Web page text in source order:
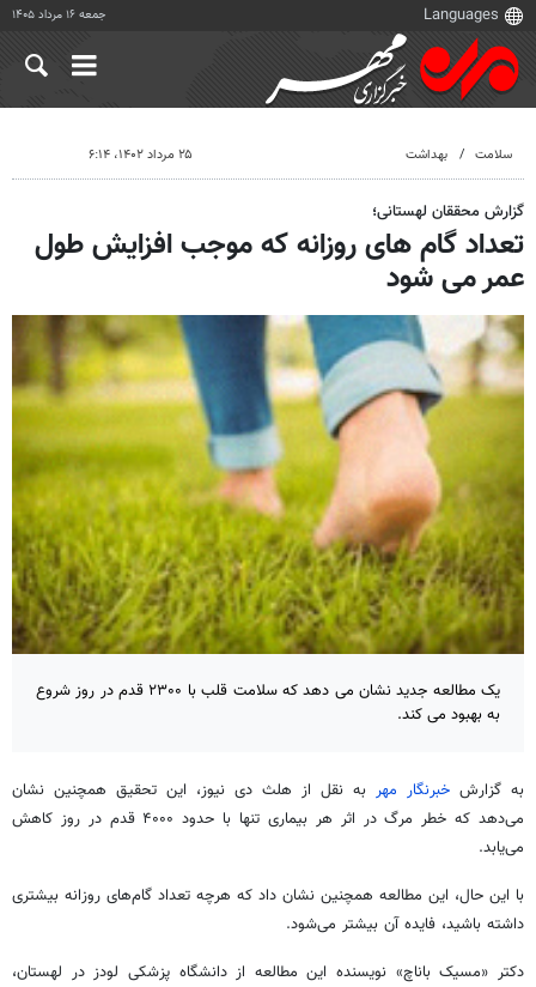
جمعه ۱۶ مرداد ۱۴۰۵
سلامت بهداشت ۲۵ مرداد ۱۴۰۲، ۶:۱۴
گزارش محققان لهستانی؛
تعداد گام های روزانه که موجب افزایش طول
عمر می شود
یک مطالعه جدید نشان می دهد که سلامت قلب با ۲۳۰۰ قدم در روز شروع
به بهبود می کند.
به گزارش خبرنگار مهر به نقل از هلث دی نیوز، این تحقیق همچنین نشان
می‌دهد که خطر مرگ در اثر هر بیماری تنها با حدود ۴۰۰۰ قدم در روز کاهش
می‌یابد.
با این حال، این مطالعه همچنین نشان داد که هرچه تعداد گام‌های روزانه بیشتری
داشته باشید، فایده آن بیشتر می‌شود.
دکتر «مسیک باناچ» نویسنده این مطالعه از دانشگاه پزشکی لودزدر لهستان،